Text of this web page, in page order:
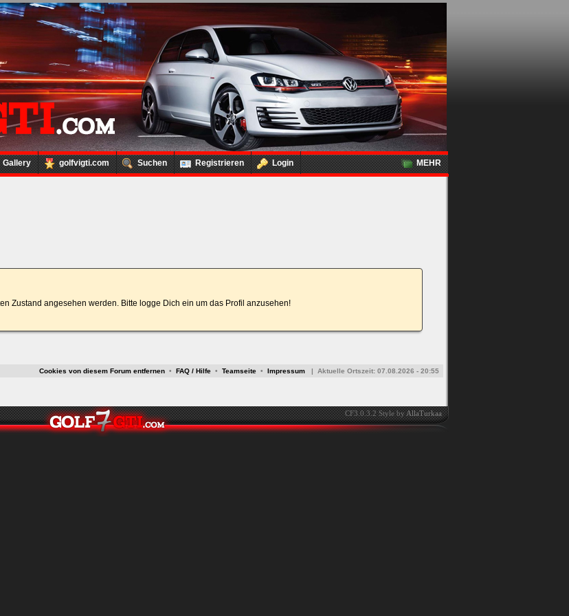
Gallery golfvigti.com Suchen Registrieren Login MEHR
Zustand angesehen werden. Bitte logge Dich ein um das Profil anzusehen!
Cookies von diesem Forum entfernen • FAQ / Hilfe • Teamseite • Impressum | Aktuelle Ortszeit: 07.08.2026 - 20:55
CF3.0.3.2 Style byAllaTurkaa